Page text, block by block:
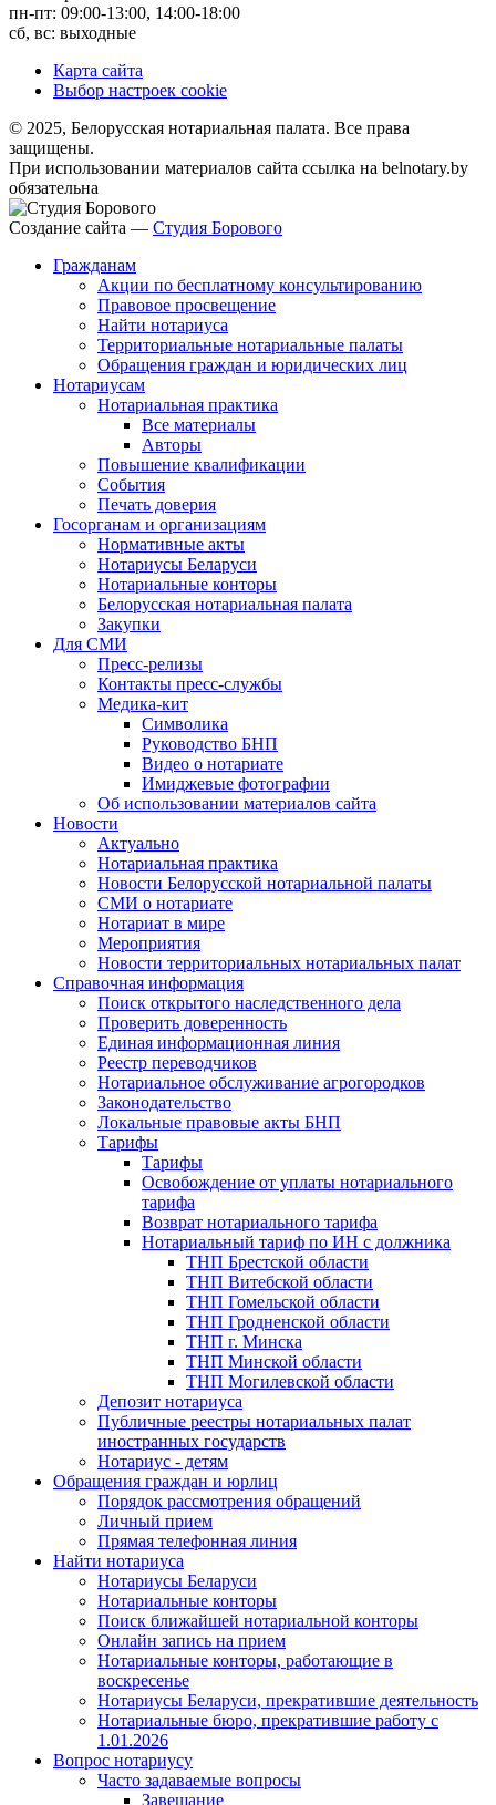
пн-пт: 09:00-13:00, 14:00-18:00
сб, вс: выходные
Карта сайта
Выбор настроек cookie
© 2025, Белорусская нотариальная палата. Все права
защищены.
При использовании материалов сайта ссылка на belnotary.by
обязательна
Создание сайта — Студия Борового
Гражданам
Акции по бесплатному консультированию
Правовое просвещение
Найти нотариуса
Территориальные нотариальные палаты
Обращения граждан и юридических лиц
Нотариусам
Нотариальная практика
Все материалы
Авторы
Повышение квалификации
События
Печать доверия
Госорганам и организациям
Нормативные акты
Нотариусы Беларуси
Нотариальные конторы
Белорусская нотариальная палата
Закупки
Для СМИ
Пресс-релизы
Контакты пресс-службы
Медика-кит
Символика
Руководство БНП
Видео о нотариате
Имиджевые фотографии
Об использовании материалов сайта
Новости
Актуально
Нотариальная практика
Новости Белорусской нотариальной палаты
СМИ о нотариате
Нотариат в мире
Мероприятия
Новости территориальных нотариальных палат
Справочная информация
Поиск открытого наследственного дела
Проверить доверенность
Единая информационная линия
Реестр переводчиков
Нотариальное обслуживание агрогородков
Законодательство
Локальные правовые акты БНП
Тарифы
Тарифы
Освобождение от уплаты нотариального
тарифа
Возврат нотариального тарифа
Нотариальный тариф по ИН с должника
ТНП Брестской области
ТНП Витебской области
ТНП Гомельской области
ТНП Гродненской области
ТНП г. Минска
ТНП Минской области
ТНП Могилевской области
Депозит нотариуса
Публичные реестры нотариальных палат
иностранных государств
Нотариус - детям
Обращения граждан и юрлиц
Порядок рассмотрения обращений
Личный прием
Прямая телефонная линия
Найти нотариуса
Нотариусы Беларуси
Нотариальные конторы
Поиск ближайшей нотариальной конторы
Онлайн запись на прием
Нотариальные конторы, работающие в
воскресенье
Нотариусы Беларуси, прекратившие деятельность
Нотариальные бюро, прекратившие работу с
1.01.2026
Вопрос нотариусу
Часто задаваемые вопросы
Завещание